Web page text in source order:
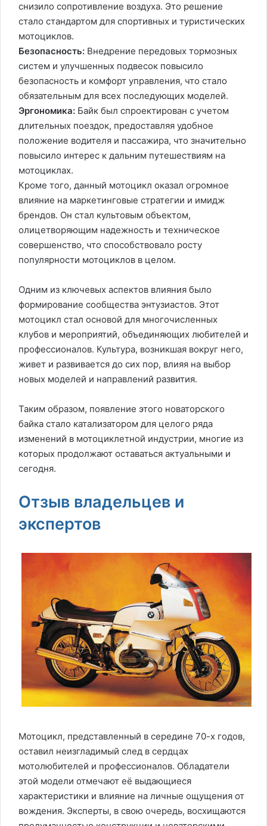
снизило сопротивление воздуха. Это решение
стало стандартом для спортивных и туристических
мотоциклов.
Безопасность: Внедрение передовых тормозных
систем и улучшенных подвесок повысило
безопасность и комфорт управления, что стало
обязательным для всех последующих моделей.
Эргономика: Байк был спроектирован с учетом
длительных поездок, предоставляя удобное
положение водителя и пассажира, что значительно
повысило интерес к дальним путешествиям на
мотоциклах.
Кроме того, данный мотоцикл оказал огромное
влияние на маркетинговые стратегии и имидж
брендов. Он стал культовым объектом,
олицетворяющим надежность и техническое
совершенство, что способствовало росту
популярности мотоциклов в целом.
Одним из ключевых аспектов влияния было
формирование сообщества энтузиастов. Этот
мотоцикл стал основой для многочисленных
клубов и мероприятий, объединяющих любителей и
профессионалов. Культура, возникшая вокруг него,
живет и развивается до сих пор, влияя на выбор
новых моделей и направлений развития.
Таким образом, появление этого новаторского
байка стало катализатором для целого ряда
изменений в мотоциклетной индустрии, многие из
которых продолжают оставаться актуальными и
сегодня.
Отзыв владельцев и
экспертов
Мотоцикл, представленный в середине 70-х годов,
оставил неизгладимый след в сердцах
мотолюбителей и профессионалов. Обладатели
этой модели отмечают её выдающиеся
характеристики и влияние на личные ощущения от
вождения. Эксперты, в свою очередь, восхищаются